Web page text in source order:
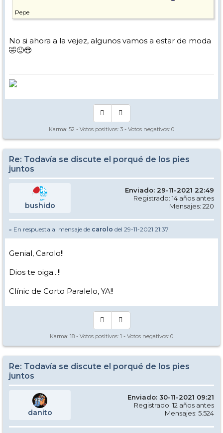
Pepe
No si ahora a la vejez, algunos vamos a estar de moda
🤣😜😎
Karma: 52 - Votos positivos: 3 - Votos negativos: 0
Re: Todavía se discute el porqué de los pies
juntos
bushido
Enviado: 29-11-2021 22:49
Registrado: 14 años antes
Mensajes: 220
» En respuesta al mensaje de carolo del 29-11-2021 21:37
Genial, Carolo!!
Dios te oiga...!!
Clínic de Corto Paralelo, YA!!
Karma: 18 - Votos positivos: 1 - Votos negativos: 0
Re: Todavía se discute el porqué de los pies
juntos
danito
Enviado: 30-11-2021 09:21
Registrado: 12 años antes
Mensajes: 5.524